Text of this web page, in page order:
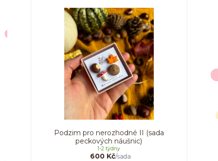
Podzim pro nerozhodné II (sada
peckových náušnic)
600 Kč/sada
1-2 týdny